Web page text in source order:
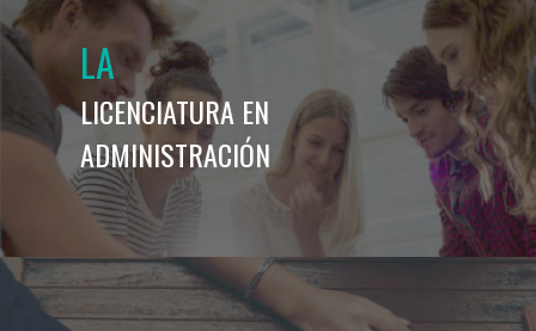
LA
LICENCIATURA EN
ADMINISTRACIÓN